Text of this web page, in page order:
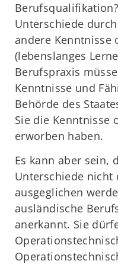
Unterschiede
andere Kenntnisse
(lebenslanges
Berufspraxis
Kenntnisse und
Behörde des
Sie die Kenntnisse
erworben haben.
Es kann aber sein,
Unterschiede nicht
ausgeglichen
ausländische
anerkannt. Sie